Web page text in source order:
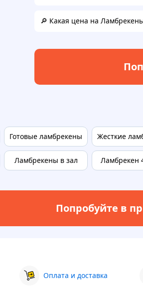
🔎 Какая цена на
Готовые ламбрекены
Ламбрекены в зал
Жесткие
Ламбрекен
Попробуйте в
Оплата и доставка